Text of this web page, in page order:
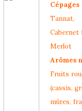
Tannat,
Cabernet
Merlot
Arômes
Fruits
(cassis,
mûres,